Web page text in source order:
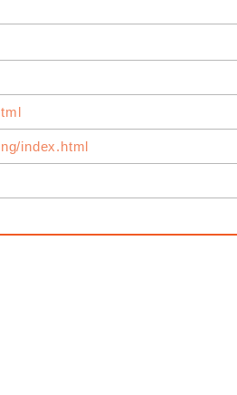
index.html